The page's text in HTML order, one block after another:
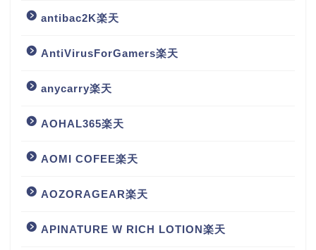
antibac2K楽天
AntiVirusForGamers楽天
anycarry楽天
AOHAL365楽天
AOMI COFEE楽天
AOZORAGEAR楽天
APINATURE W RICH LOTION楽天